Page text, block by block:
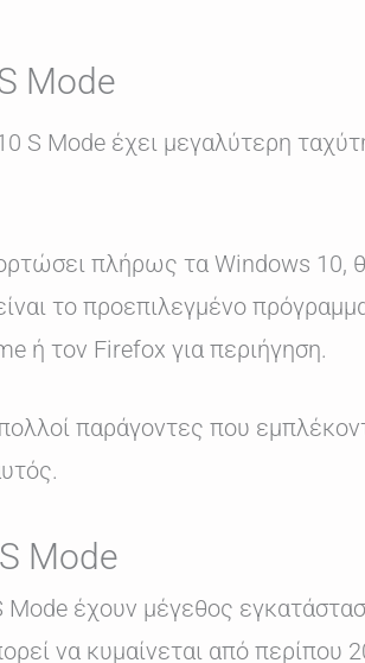
Mode
S Mode έχει μεγαλύτερη
πλήρως τα Windows 10,
το προεπιλεγμένο
ή τον Firefox για περιήγηση.
παράγοντες που
Mode
Mode έχουν μέγεθος
να κυμαίνεται από περίπου